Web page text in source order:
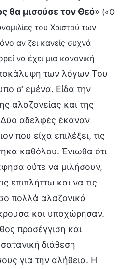
θα μισούσε τον Θεό» («Ο
του Χριστού των
αν ζει κανείς συχνά
να έχει μια κανονική
των λόγων Του
σ’ εμένα. Είδα την
αλαζονείας και της
αδελφές έκαναν
που είχα επιλέξει, τις
καθόλου. Ένιωθα ότι
ούτε να μιλήσουν,
επιπλήττω και να τις
πολλά αλαζονικά
και υποχώρησαν.
προσέγγιση και
διάθεση
για την αλήθεια. Η